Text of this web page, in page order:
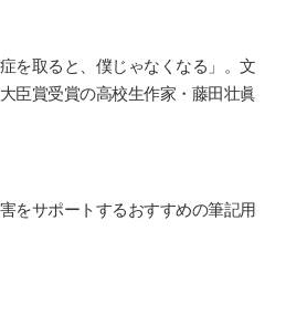
症を取ると、僕じゃなくなる」。文
臣賞受賞の高校生作家・藤田壮眞
をサポートするおすすめの筆記用